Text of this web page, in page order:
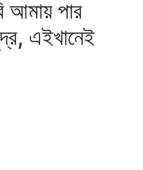
আমায় পার
এইখানেই